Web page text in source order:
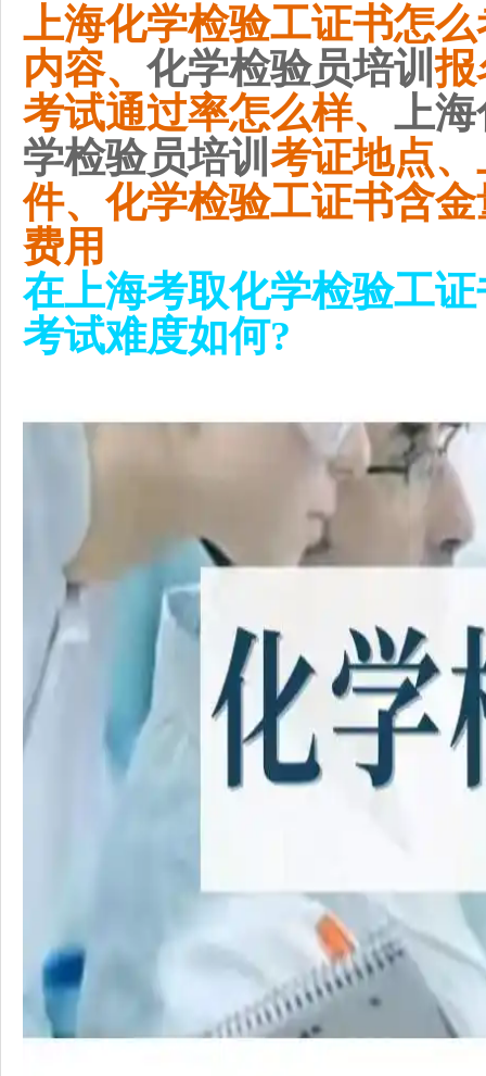
上海化学检验工证书怎
内容、 化学检验员培训报
考试通过率怎么样、 上海
学检验员培训 考证地点、
件、化学检验工证书含
费用
在上海考取化学检验工
考试难度如何?